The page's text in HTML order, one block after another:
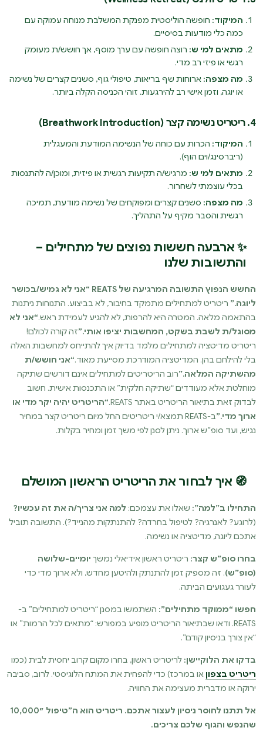
המיקוד: חופשה הוליסטית מפנקת המשלבת מנוחה עמוקה עם
כמה כלי מודעות בסיסיים.
מתאים למי ש: רוצה חופשה עם ערך מוסף, אך חושש/ת מעומק
רגשי או פיזי רב מדי.
מה מצפה: ארוחות שף בריאות, טיפולי גוף, סשנים קצרים של נשימה
או יוגה, וזמן אישי רב להירגעות. זוהי הכניסה הקלה ביותר.
4. ריטריט נשימה קצר (Breathwork Introduction)
המיקוד: הכרות עם כוחה של הנשימה המודעת והמעגלית
(ריברסינג/וים הוף).
מתאים למי ש: מרגיש/ה תקיעות רגשית או פיזית, ומוכן/ה להתנסות
בכלי עוצמתי לשחרור.
מה מצפה: סשנים קצרים ומפוקחים של נשימה מודעת, תמיכה
רגשית והסבר מקיף על התהליך.
✨ ארבעה חששות נפוצים של מתחילים –
והתשובות שלנו
החשש הנפוץ התשובה המרגיעה של REATS “אני לא גמיש/בכושר
ליוגה.” ריטריט למתחילים מתמקד בחיבור, לא בביצוע. התנוחות ניתנות
בהתאמה מלאה. המטרה היא להרפות, לא להגיע לעמידת ראש.“אני לא
מסוגל/ת לשבת בשקט, המחשבות יציפו אותי.”זה קורה לכולם!
ריטריט מדיטציה למתחילים מלמד בדיוק איך להתייחס למחשבות האלה
בלי להילחם בהן. המדיטציה המודרכת מסייעת מאוד.“אני חושש/ת
מהשתיקה המלאה.”רוב הריטריטים למתחילים אינם דורשים שתיקה
מוחלטת אלא מעודדים “שתיקה חלקית” או התכנסות אישית. חשוב
לבדוק זאת בתיאור הריטריט באתר REATS.
“הריטריט יהיה יקר מדי או
ארוך מדי.”
ב-REATS תמצא/י ריטריטים החל מיום ריטריט קצר במחיר
נגיש, ועד סופ”ש ארוך. ניתן לסנן לפי משך זמן ומחיר בקלות.
🧭 איך לבחור את הריטריט הראשון המושלם
התחילו ב”למה”: שאלו את עצמכם: למה אני צריך/ה את זה עכשיו?
(לרוגע? לאנרגיה? לטיפול בחרדה? להתנתקות מהנייד?). התשובה תוביל
אתכם ליוגה, מדיטציה או נשימה.
בחרו סופ”ש קצר: ריטריט ראשון אידיאלי נמשך יומיים-שלושה
(סופ”ש). זה מספיק זמן להתנתק ולהיטען מחדש, ולא ארוך מדי כדי
לעורר געגועים הביתה.
חפשו “ממוקד מתחילים”: השתמשו במסנן “ריטריט למתחילים” ב-
REATS. ודאו שבתיאור הריטריט מופיע במפורש: “מתאים לכל הרמות” או
“אין צורך בניסיון קודם”.
בדקו את הלוקיישן: לריטריט ראשון, בחרו מקום קרוב יחסית לבית (כמו
ריטריט בצפון או במרכז) כדי להפחית את המתח הלוגיסטי. לרוב, סביבה
ירוקה או מדברית מעצימה את החוויה.
אל תתנו לחוסר ניסיון לעצור אתכם. ריטריט הוא ה”טיפול 10,000″
שהנפש והגוף שלכם צריכים.